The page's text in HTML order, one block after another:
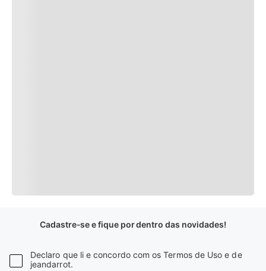
Cadastre-se e fique por dentro das novidades!
Declaro que li e concordo com os Termos de Uso e de
jeandarrot.